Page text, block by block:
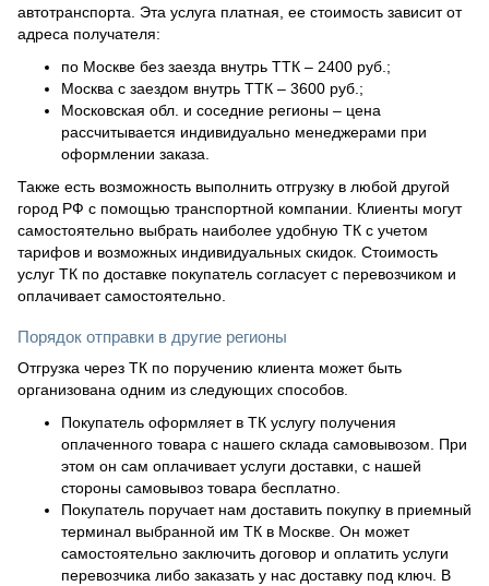
автотранспорта. Эта услуга платная, ее стоимость зависит от
адреса получателя:
по Москве без заезда внутрь ТТК – 2400 руб.;
Москва с заездом внутрь ТТК – 3600 руб.;
Московская обл. и соседние регионы – цена
рассчитывается индивидуально менеджерами при
оформлении заказа.
Также есть возможность выполнить отгрузку в любой другой
город РФ с помощью транспортной компании. Клиенты могут
самостоятельно выбрать наиболее удобную ТК с учетом
тарифов и возможных индивидуальных скидок. Стоимость
услуг ТК по доставке покупатель согласует с перевозчиком и
оплачивает самостоятельно.
Порядок отправки в другие регионы
Отгрузка через ТК по поручению клиента может быть
организована одним из следующих способов.
Покупатель оформляет в ТК услугу получения
оплаченного товара с нашего склада самовывозом. При
этом он сам оплачивает услуги доставки, с нашей
стороны самовывоз товара бесплатно.
Покупатель поручает нам доставить покупку в приемный
терминал выбранной им ТК в Москве. Он может
самостоятельно заключить договор и оплатить услуги
перевозчика либо заказать у нас доставку под ключ. В